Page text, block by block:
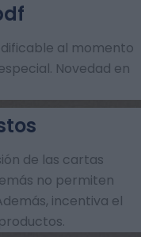
al momento
Novedad en
de las cartas
no permiten
incentiva el